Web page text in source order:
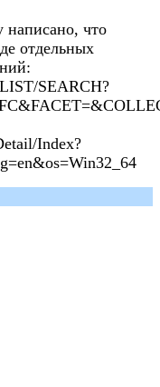
написано, что
отдельных
SEARCH?
Index?